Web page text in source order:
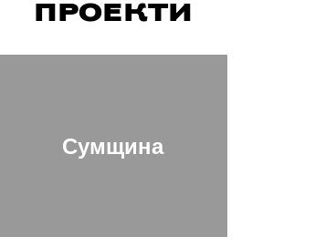
ПРОЕКТИ
Сумщина